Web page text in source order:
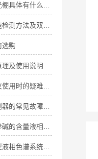
选购
及使用说明